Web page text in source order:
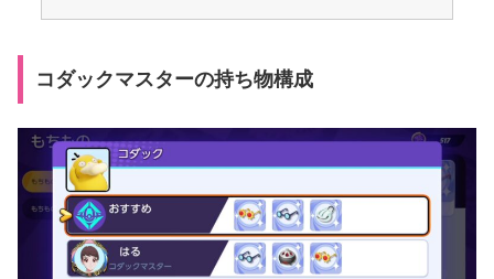
コダックマスターの持ち物構成